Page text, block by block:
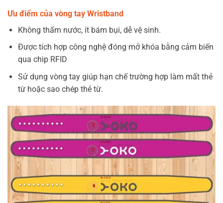
Ưu điểm của vòng tay Wristband
Không thấm nước, ít bám bụi, dễ vệ sinh.
Được tích hợp công nghệ đóng mở khóa bằng cảm biến
qua chip RFID
Sử dụng vòng tay giúp hạn chế trường hợp làm mất thẻ
từ hoặc sao chép thẻ từ.